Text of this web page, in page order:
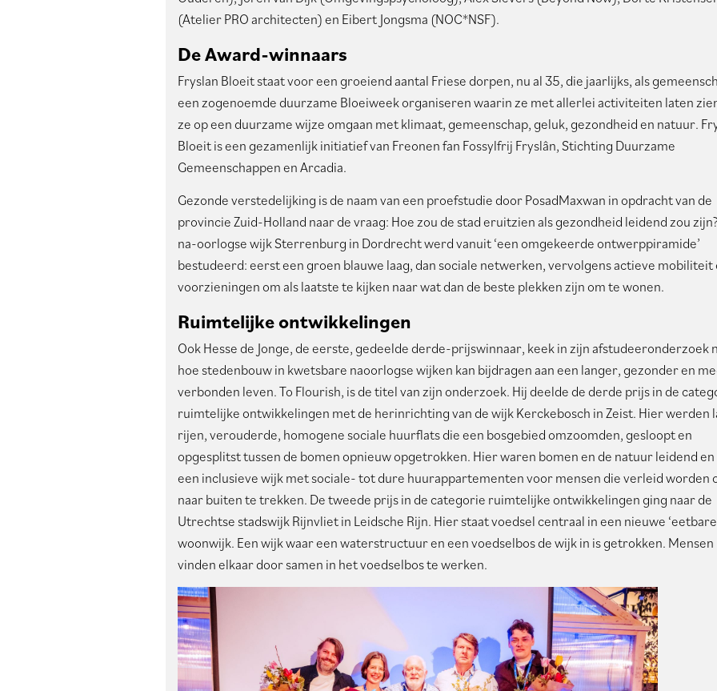
(Atelier PRO architecten) en Eibert Jongsma (NOC*NSF).
De Award-winnaars
Fryslan Bloeit staat voor een groeiend aantal Friese dorpen, nu al 35, die jaarlijks, als
een zogenoemde duurzame Bloeiweek organiseren waarin ze met allerlei activiteiten laten
ze op een duurzame wijze omgaan met klimaat, gemeenschap, geluk, gezondheid en natuur.
Bloeit is een gezamenlijk initiatief van Freonen fan Fossylfrij Fryslân, Stichting Duurzame
Gemeenschappen en Arcadia.
Gezonde verstedelijking is de naam van een proefstudie door PosadMaxwan in opdracht van de
provincie Zuid-Holland naar de vraag: Hoe zou de stad eruitzien als gezondheid leidend zou
na-oorlogse wijk Sterrenburg in Dordrecht werd vanuit ‘een omgekeerde ontwerppiramide’
bestudeerd: eerst een groen blauwe laag, dan sociale netwerken, vervolgens actieve mobiliteit
voorzieningen om als laatste te kijken naar wat dan de beste plekken zijn om te wonen.
Ruimtelijke ontwikkelingen
Ook Hesse de Jonge, de eerste, gedeelde derde-prijswinnaar, keek in zijn afstudeeronderzoek
hoe stedenbouw in kwetsbare naoorlogse wijken kan bijdragen aan een langer, gezonder en
verbonden leven. To Flourish, is de titel van zijn onderzoek. Hij deelde de derde prijs in de
ruimtelijke ontwikkelingen met de herinrichting van de wijk Kerckebosch in Zeist. Hier werden
rijen, verouderde, homogene sociale huurflats die een bosgebied omzoomden, gesloopt en
opgesplitst tussen de bomen opnieuw opgetrokken. Hier waren bomen en de natuur leidend en
een inclusieve wijk met sociale- tot dure huurappartementen voor mensen die verleid worden
naar buiten te trekken. De tweede prijs in de categorie ruimtelijke ontwikkelingen ging naar de
Utrechtse stadswijk Rijnvliet in Leidsche Rijn. Hier staat voedsel centraal in een nieuwe
woonwijk. Een wijk waar een waterstructuur en een voedselbos de wijk in is getrokken. Mensen
vinden elkaar door samen in het voedselbos te werken.